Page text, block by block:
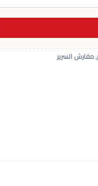
,مفارش السرير